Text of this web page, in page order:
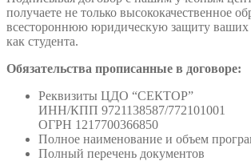
получаете не только высококачественное
всестороннюю юридическую защиту ваших
как студента.
Обязательства прописанные в договоре:
Реквизиты ЦДО “СЕКТОР”
ИНН/КПП 9721138587/772101001
ОГРН 1217700366850
Полное наименование и объем
Полный перечень документов